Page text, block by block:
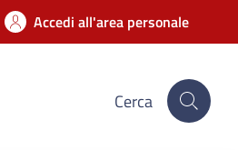
Accedi all'area personale
Cerca